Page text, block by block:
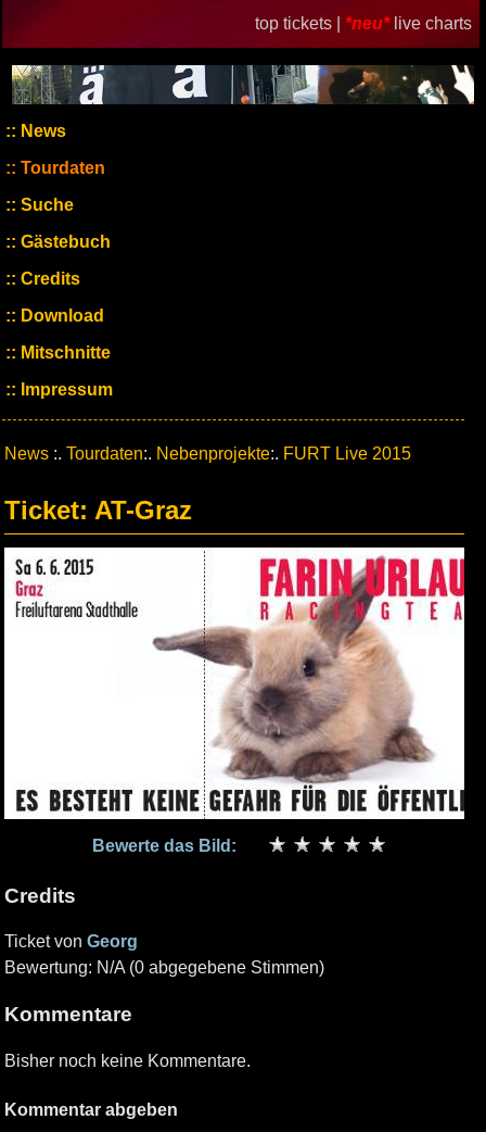
top tickets | *neu* live charts
News
Tourdaten
Suche
Gästebuch
Credits
Download
Mitschnitte
Impressum
News :. Tourdaten:. Nebenprojekte:. FURT Live 2015
Ticket: AT-Graz
Bewerte das Bild:
Credits
Ticket von Georg
Bewertung: N/A (0 abgegebene Stimmen)
Kommentare
Bisher noch keine Kommentare.
Kommentar abgeben